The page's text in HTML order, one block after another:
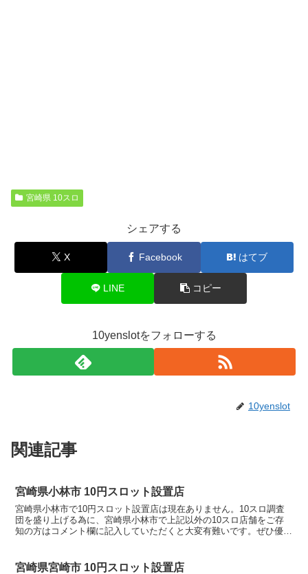
宮崎県 10スロ
シェアする
X Facebook はてブ
LINE コピー
10yenslotをフォローする
10yenslot
関連記事
宮崎県小林市 10円スロット設置店
宮崎県小林市で10円スロット設置店は現在ありません。10スロ調査
団を盛り上げる為に、宮崎県小林市で上記以外の10スロ店舗をご存
知の方はコメント欄に記入していただくと大変有難いです。ぜひ優良
宮崎県宮崎市 10円スロット設置店